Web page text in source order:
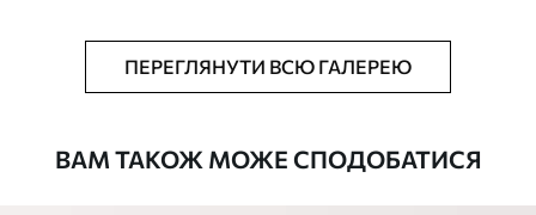
Додатково Можна додати лакове покриття.
ПЕРЕГЛЯНУТИ ВСЮ ГАЛЕРЕЮ
ВАМ ТАКОЖ МОЖЕ СПОДОБАТИСЯ